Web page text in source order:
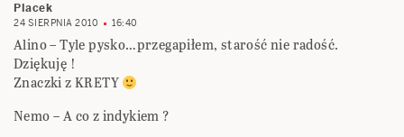
Placek
24 SIERPNIA 2010 16:40
Alino – Tyle pysko…przegapiłem, starość nie radość.
Dziękuję !
Znaczki z KRETY
Nemo – A co z indykiem ?